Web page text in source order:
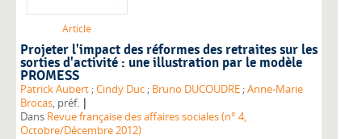
Article
Projeter l'impact des réformes des retraites sur les
sorties d'activité : une illustration par le modèle
PROMESS
Patrick Aubert ;Cindy Duc ; Bruno DUCOUDRE ;Anne-Marie
Brocas, préf. |
Dans Revue française des affaires sociales (n° 4,
Octobre/Décembre 2012)